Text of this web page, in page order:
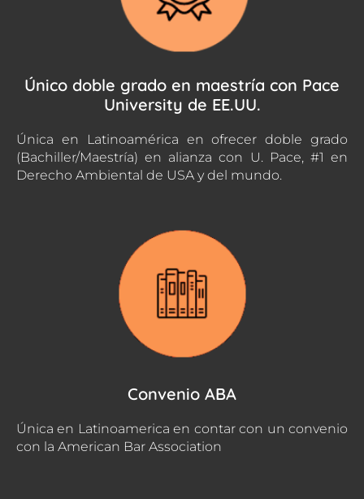
Único doble grado en maestría con Pace
University de EE.UU.
Única en Latinoamérica en ofrecer doble grado
(Bachiller/Maestría) en alianza con U. Pace, #1 en
Derecho Ambiental de USA y del mundo.
Convenio ABA
Única en Latinoamerica en contar con un convenio
con la American Bar Association